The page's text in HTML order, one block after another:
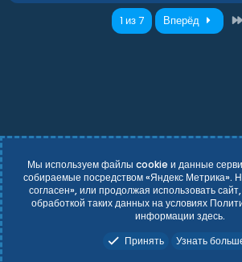
1 из 7 Вперёд
Russian (RU)
Условия и правила
Политика конфиденциальности
Справка
Мы используем файлы cookie и данные
собираемые посредством «Яндекс Метрика».
согласен», или продолжая использовать
обработкой таких данных на условиях
информации здесь.
Принять
Узнать